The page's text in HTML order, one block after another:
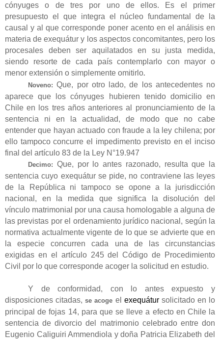
cónyuges o de tres por uno de ellos. Es el primer
presupuesto el que integra el núcleo fundamental de la
causal y al que corresponde poner acento en el análisis en
materia de exequátur y los aspectos concomitantes, pero los
procesales deben ser aquilatados en su justa medida,
siendo resorte de cada país contemplarlo con mayor o
menor extensión o simplemente omitirlo.
Noveno:Que, por otro lado, de los antecedentes no
aparece que los cónyuges hubieren tenido domicilio en
Chile en los tres años anteriores al pronunciamiento de la
sentencia ni en la actualidad, de modo que no cabe
entender que hayan actuado con fraude a la ley chilena; por
ello tampoco concurre el impedimento previsto en el inciso
final del artículo 83 de la Ley N°19.947
Decimo: Que, por lo antes razonado, resulta que la
sentencia cuyo exequátur se pide, no contraviene las leyes
de la República ni tampoco se opone a la jurisdicción
nacional, en la medida que significa la disolución del
vínculo matrimonial por una causa homologable a alguna de
las previstas por el ordenamiento jurídico nacional, según la
normativa actualmente vigente de lo que se advierte que en
la especie concurren cada una de las circunstancias
exigidas en el artículo 245 del Código de Procedimiento
Civil por lo que corresponde acoger la solicitud en estudio.
Y de conformidad, con lo antes expuesto y
disposiciones citadas,se acoge el exequátursolicitado en lo
principal de fojas 14, para que se lleve a efecto en Chile la
sentencia de divorcio del matrimonio celebrado entre don
Eugenio Caliguiri Ammendiola y doña Patricia Elizabeth del